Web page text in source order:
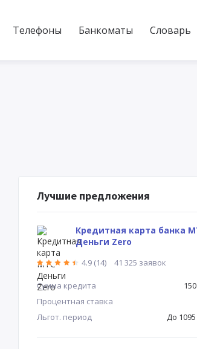
Телефоны Банкоматы Словарь
Лучшие предложения
Кредитная карта банка
Деньги Zero
4.9 (14) 41 325 заявок
Сумма кредита
Процентная ставка
Льгот. период
До